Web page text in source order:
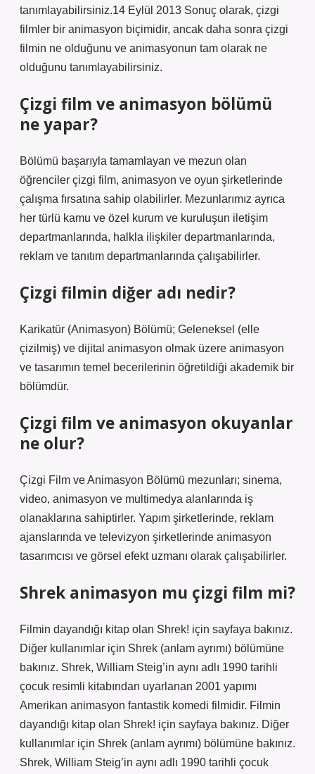
tanımlayabilirsiniz.14 Eylül 2013 Sonuç olarak, çizgi
filmler bir animasyon biçimidir, ancak daha sonra çizgi
filmin ne olduğunu ve animasyonun tam olarak ne
olduğunu tanımlayabilirsiniz.
Çizgi film ve animasyon bölümü
ne yapar?
Bölümü başarıyla tamamlayan ve mezun olan
öğrenciler çizgi film, animasyon ve oyun şirketlerinde
çalışma fırsatına sahip olabilirler. Mezunlarımız ayrıca
her türlü kamu ve özel kurum ve kuruluşun iletişim
departmanlarında, halkla ilişkiler departmanlarında,
reklam ve tanıtım departmanlarında çalışabilirler.
Çizgi filmin diğer adı nedir?
Karikatür (Animasyon) Bölümü; Geleneksel (elle
çizilmiş) ve dijital animasyon olmak üzere animasyon
ve tasarımın temel becerilerinin öğretildiği akademik bir
bölümdür.
Çizgi film ve animasyon okuyanlar
ne olur?
Çizgi Film ve Animasyon Bölümü mezunları; sinema,
video, animasyon ve multimedya alanlarında iş
olanaklarına sahiptirler. Yapım şirketlerinde, reklam
ajanslarında ve televizyon şirketlerinde animasyon
tasarımcısı ve görsel efekt uzmanı olarak çalışabilirler.
Shrek animasyon mu çizgi film mi?
Filmin dayandığı kitap olan Shrek! için sayfaya bakınız.
Diğer kullanımlar için Shrek (anlam ayrımı) bölümüne
bakınız. Shrek, William Steig’in aynı adlı 1990 tarihli
çocuk resimli kitabından uyarlanan 2001 yapımı
Amerikan animasyon fantastik komedi filmidir. Filmin
dayandığı kitap olan Shrek! için sayfaya bakınız. Diğer
kullanımlar için Shrek (anlam ayrımı) bölümüne bakınız.
Shrek, William Steig’in aynı adlı 1990 tarihli çocuk